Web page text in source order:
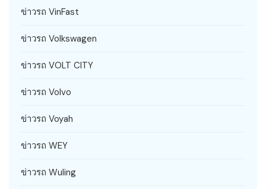
ข่าวรถ VinFast
ข่าวรถ Volkswagen
ข่าวรถ VOLT CITY
ข่าวรถ Volvo
ข่าวรถ Voyah
ข่าวรถ WEY
ข่าวรถ Wuling